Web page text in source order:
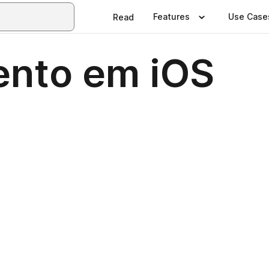
Read Features Use
em iOS